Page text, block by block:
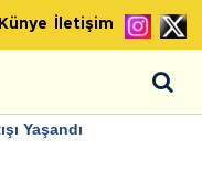
Künye İletişim
Yaşandı